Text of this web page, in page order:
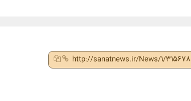
http://sanatnews.ir/News/1/315678